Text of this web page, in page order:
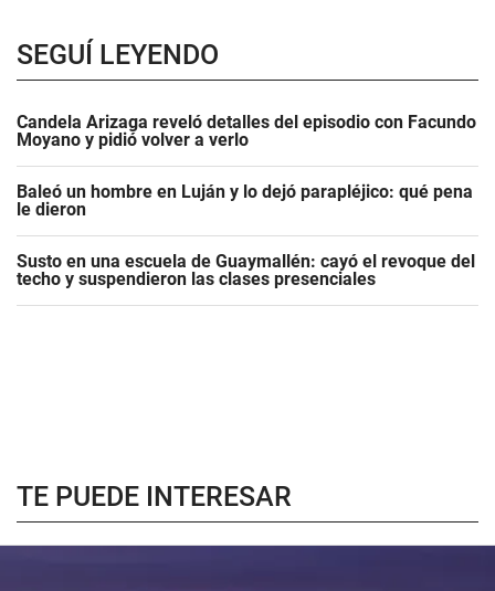
SEGUÍ LEYENDO
Candela Arizaga reveló detalles del episodio con Facundo
Moyano y pidió volver a verlo
Baleó un hombre en Luján y lo dejó parapléjico: qué pena
le dieron
Susto en una escuela de Guaymallén: cayó el revoque del
techo y suspendieron las clases presenciales
TE PUEDE INTERESAR